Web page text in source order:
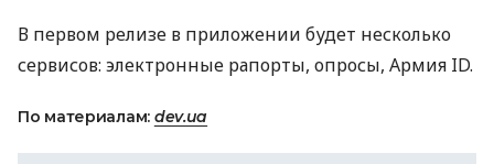
В первом релизе в приложении будет несколько
сервисов: электронные рапорты, опросы, Армия ID.
По материалам: dev.ua